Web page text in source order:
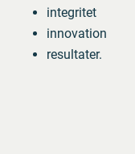
integritet
innovation
resultater.